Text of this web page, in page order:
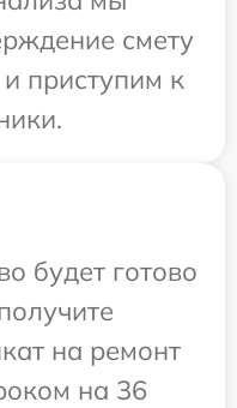
смету
приступим к
будет готово
на ремонт
на 36